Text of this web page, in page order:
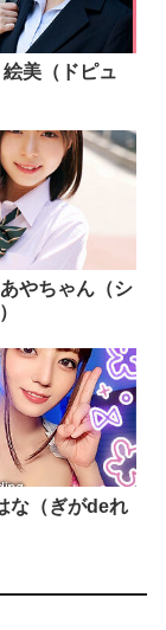
美（ドピュ
やちゃん（シ
な（ぎがdeれ